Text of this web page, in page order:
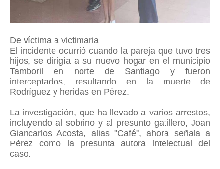
De víctima a victimaria
El incidente ocurrió cuando la pareja que tuvo tres
hijos, se dirigía a su nuevo hogar en el municipio
Tamboril en norte de Santiago y fueron
interceptados, resultando en la muerte de
Rodríguez y heridas en Pérez.
La investigación, que ha llevado a varios arrestos,
incluyendo al sobrino y al presunto gatillero, Joan
Giancarlos Acosta, alias "Café", ahora señala a
Pérez como la presunta autora intelectual del
caso.